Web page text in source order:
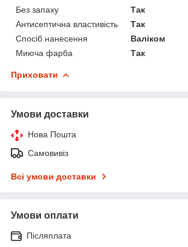
Без запаху
Так
Антисептична властивість
Так
Спосіб нанесення
Валіком
Миюча фарба
Так
Приховати
Умови доставки
Нова Пошта
Самовивіз
Всі умови доставки
Умови оплати
Післяплата